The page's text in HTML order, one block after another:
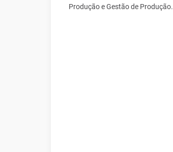
Produção e Gestão de Produção.